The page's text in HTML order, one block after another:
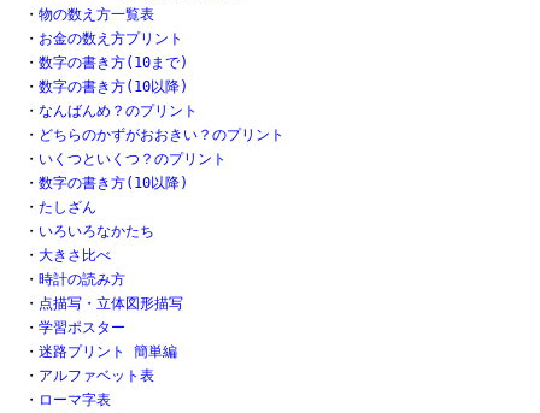
・ 物の数え方一覧表
・ お金の数え方プリント
・ 数字の書き方(10まで)
・ 数字の書き方(10以降)
・ なんばんめ？のプリント
・ どちらのかずがおおきい？のプリント
・ いくつといくつ？のプリント
・ 数字の書き方(10以降)
・ たしざん
・ いろいろなかたち
・ 大きさ比べ
・ 時計の読み方
・ 点描写・立体図形描写
・ 学習ポスター
・ 迷路プリント 簡単編
・ アルファベット表
・ ローマ字表